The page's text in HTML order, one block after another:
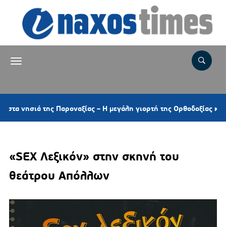
Παροναξίας – Η μεγάλη γιορτή της Ορθοδοξίας και τα τοπικά
«SEX Λεξικόν» στην σκηνή του
θεάτρου Απόλλων